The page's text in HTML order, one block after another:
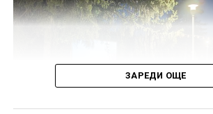
ЗАРЕДИ ОЩЕ